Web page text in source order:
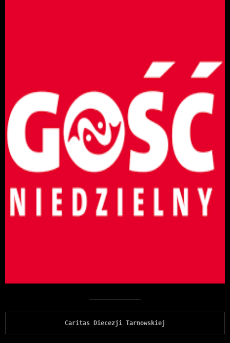
Caritas Diecezji Tarnowskiej